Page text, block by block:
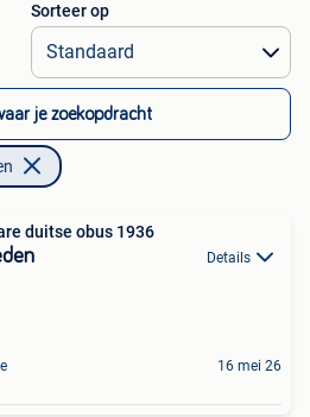
afstanden…
Sorteer op
je zoekopdracht
duitse obus 1936
Details
16 mei 26